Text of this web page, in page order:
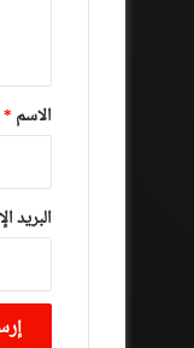
*
الاسم *
البريد